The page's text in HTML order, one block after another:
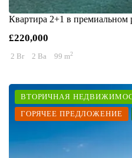
Квартира 2+1 в премиальном
£220,000
2 Br 2 Ba 99 m2
ВТОРИЧНАЯ
ГОРЯЧЕЕ ПРЕДЛОЖЕНИЕ